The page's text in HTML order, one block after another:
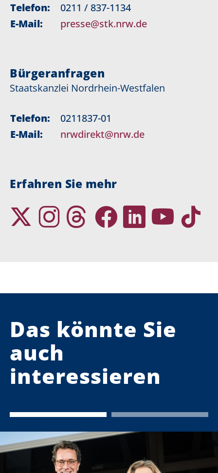
Telefon:
0211 / 837-1134
E-Mail:
presse@stk.nrw.de
Bürgeranfragen
Staatskanzlei Nordrhein-Westfalen
Telefon:
0211837-01
E-Mail:
nrwdirekt@nrw.de
Erfahren Sie mehr
Das könnte Sie
auch
interessieren